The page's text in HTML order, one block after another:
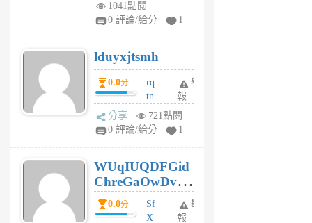
jl
月
前
1041點閱
0 評論/給分
1
lduyxjtsmh
0.0分
rq
tn
jt
gl
個
月
前
舉
報
分享
721點閱
0 評論/給分
1
WUqIUQDFGid
ChreGaOwDv
dY0.0分
Sf
X
舉
報